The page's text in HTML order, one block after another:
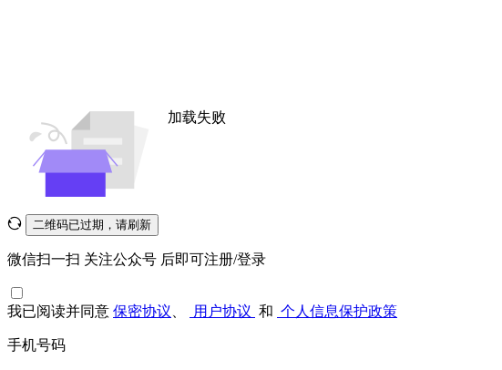
加载失败
二维码已过期，请刷新
微信扫一扫 关注公众号 后即可注册/登录
我已阅读并同意 保密协议 用户协议 和 个人信息保护政策
手机号码